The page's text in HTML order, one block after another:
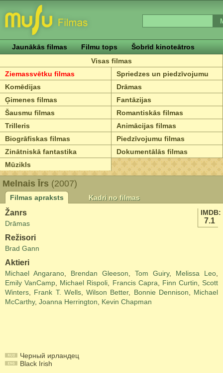
Jaunākās filmas Filmu tops
Šobrīd kinoteātros
Visas filmas
Ziemassvētku filmas
Spriedzes un piedzīvojumu
Komēdijas
Drāmas
Ģimenes filmas
Fantāzijas
Šausmu filmas
Romantiskās filmas
Trilleris
Animācijas filmas
Biogrāfiskas filmas
Piedzīvojumu filmas
Zinātniskā fantastika
Dokumentālās filmas
Mūzikls
Melnais Īrs (2007)
Filmas apraksts
Kadri no filmas
IMDB:
7.1
Žanrs
Drāmas
Režisori
Brad Gann
Aktieri
Michael Angarano Brendan Gleeson Tom Guiry, Melissa Leo
Emily VanCamp
Michael Rispoli Francis Capra Finn Curtin
Scott
Winters
Frank T. Wells, Wilson Better, Bonnie Dennison
Michael
McCarthy, Joanna Herrington Kevin Chapman
Черный ирландец
Black Irish